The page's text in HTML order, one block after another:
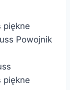
piękne
Powojnik
piękne